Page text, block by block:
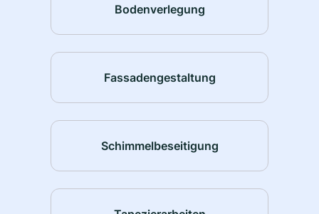
Bodenverlegung
Fassadengestaltung
Schimmelbeseitigung